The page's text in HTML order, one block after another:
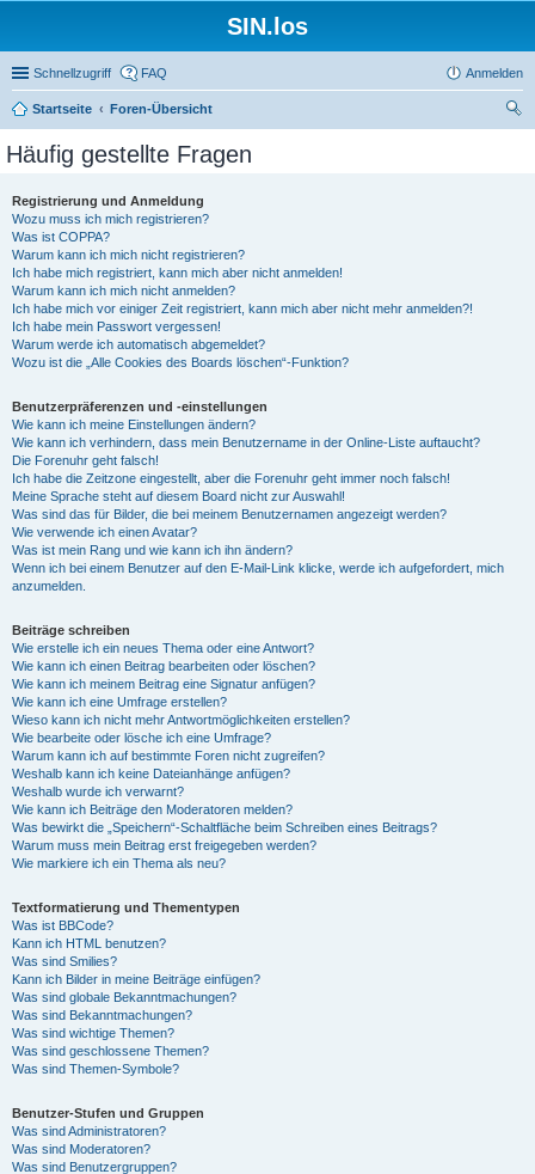
SIN.los
Schnellzugriff FAQ Anmelden
Startseite
Foren-Übersicht
Häufig gestellte Fragen
Registrierung und Anmeldung
Wozu muss ich mich registrieren?
Was ist COPPA?
Warum kann ich mich nicht registrieren?
Ich habe mich registriert, kann mich aber nicht anmelden!
Warum kann ich mich nicht anmelden?
Ich habe mich vor einiger Zeit registriert, kann mich aber nicht mehr anmelden?!
Ich habe mein Passwort vergessen!
Warum werde ich automatisch abgemeldet?
Wozu ist die „Alle Cookies des Boards löschen“-Funktion?
Benutzerpräferenzen und -einstellungen
Wie kann ich meine Einstellungen ändern?
Wie kann ich verhindern, dass mein Benutzername in der Online-Liste auftaucht?
Die Forenuhr geht falsch!
Ich habe die Zeitzone eingestellt, aber die Forenuhr geht immer noch falsch!
Meine Sprache steht auf diesem Board nicht zur Auswahl!
Was sind das für Bilder, die bei meinem Benutzernamen angezeigt werden?
Wie verwende ich einen Avatar?
Was ist mein Rang und wie kann ich ihn ändern?
Wenn ich bei einem Benutzer auf den E-Mail-Link klicke, werde ich aufgefordert, mich
anzumelden.
Beiträge schreiben
Wie erstelle ich ein neues Thema oder eine Antwort?
Wie kann ich einen Beitrag bearbeiten oder löschen?
Wie kann ich meinem Beitrag eine Signatur anfügen?
Wie kann ich eine Umfrage erstellen?
Wieso kann ich nicht mehr Antwortmöglichkeiten erstellen?
Wie bearbeite oder lösche ich eine Umfrage?
Warum kann ich auf bestimmte Foren nicht zugreifen?
Weshalb kann ich keine Dateianhänge anfügen?
Weshalb wurde ich verwarnt?
Wie kann ich Beiträge den Moderatoren melden?
Was bewirkt die „Speichern“-Schaltfläche beim Schreiben eines Beitrags?
Warum muss mein Beitrag erst freigegeben werden?
Wie markiere ich ein Thema als neu?
Textformatierung und Thementypen
Was ist BBCode?
Kann ich HTML benutzen?
Was sind Smilies?
Kann ich Bilder in meine Beiträge einfügen?
Was sind globale Bekanntmachungen?
Was sind Bekanntmachungen?
Was sind wichtige Themen?
Was sind geschlossene Themen?
Was sind Themen-Symbole?
Benutzer-Stufen und Gruppen
Was sind Administratoren?
Was sind Moderatoren?
Was sind Benutzergruppen?